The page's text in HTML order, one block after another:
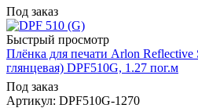
Под заказ
Быстрый просмотр
Плёнка для печати Arlon Reflective
глянцевая) DPF510G, 1.27 пог.м
Под заказ
Артикул: DPF510G-1270